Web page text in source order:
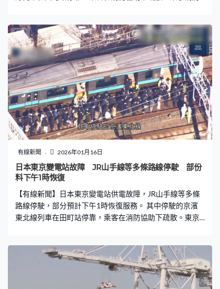
關。JR東日本稱凌晨3時許，東京港區一個變電站出現供電
故障，山手線及京濱東北線清晨起全線停駛，之後陸續恢
復服務，橫須賀線亦受影響一度停駛，公司就事件致歉。
有線新聞 2026年01月16日
日本東京變電站故障 JR山手線等多條路線停駛 部份
料下午1時恢復
【有線新聞】日本東京變電站供電故障，JR山手線等多條
路線停駛，部分預計下午1時恢復服務。 其中停駛的京濱
東北線列車在田町站停靠，乘客在消防協助下疏散。東京
故障，導致新橋站至品川站停電，山手線、京濱東北線全
線服務暫停。田町站附近變電站亦起火，正調查兩宗事故
是否有關。橫須賀線及常磐線部分路段亦受影響需停駛。